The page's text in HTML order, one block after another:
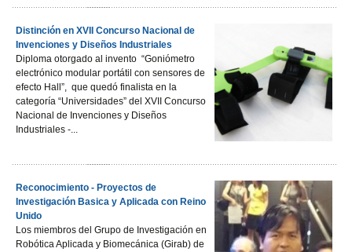
Distinción en XVII Concurso Nacional de
Invenciones y Diseños Industriales
Diploma otorgado al invento “Goniómetro
electrónico modular portátil con sensores de
efecto Hall”, que quedó finalista en la
categoría “Universidades” del XVII Concurso
Nacional de Invenciones y Diseños
Industriales -...
Reconocimiento - Proyectos de
Investigación Basica y Aplicada con Reino
Unido
Los miembros del Grupo de Investigación en
Robótica Aplicada y Biomecánica (Girab) de